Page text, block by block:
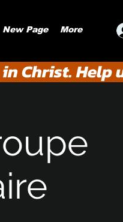
New Page More
Help